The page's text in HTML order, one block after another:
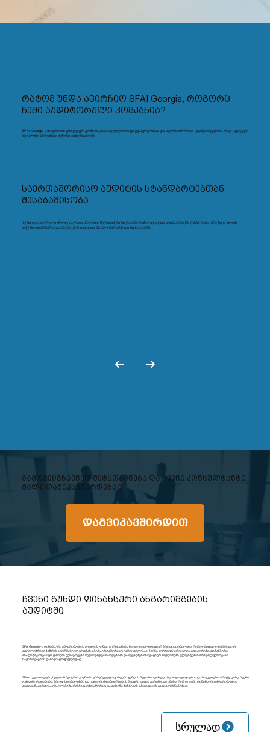
რატომ უნდა ავირჩიო SFAI Georgia, როგორც
ჩემი აუდიტორული კომპანია?
SFAI Georgia გთავაზობთ უნიკალურ კომბინაციას ადგილობრივი ექსპერტიზისა და საერთაშორისო სტანდარტებისა, რაც გვაქცევს
იდეალურ არჩევნად თქვენი ბიზნესისთვის:
საერთაშორისო აუდიტის სტანდარტებთან
შესაბამისობა
ჩვენი აუდიტორული პროცედურები სრულად შეესაბამება საერთაშორისო აუდიტის სტანდარტებს (ISA), რაც უზრუნველყოფს
თქვენი ფინანსური ანგარიშგების აუდიტის მაღალ ხარისხს და სანდოობას.
გამოგვიგზავნეთ შეტყობინება და ჩვენი კონსულტანტი
მალე დაგიკავშირდებათ
დაგვიკავშირდით
ჩვენი გუნდი ფინანსური ანგარიშგების
აუდიტში
SFAI Georgia-ს ფინანსური ანგარიშგების აუდიტის გუნდი აერთიანებს მაღალკვალიფიციურ პროფესიონალებს, რომლებიც ფლობენ როგორც
ადგილობრივი ბაზრის სიღრმისეულ ცოდნას, ისე საერთაშორისო გამოცდილებას. ჩვენი სერტიფიცირებული აუდიტორები, ფინანსური
ანალიტიკოსები და დარგის ექსპერტები მუდმივად ვითარდებიან და იყენებენ ინოვაციურ მიდგომებს კლიენტების მრავალფეროვანი
საჭიროებების დასაკმაყოფილებლად.
SFAI-ს გლობალურ ქსელთან მჭიდრო კავშირი უზრუნველყოფს ჩვენი გუნდის წვდომას უახლეს მეთოდოლოგიებსა და საუკეთესო პრაქტიკაზე. ჩვენი
გუნდის ერთიანობა, პროფესიონალიზმი და ეთიკური სტანდარტების მკაცრი დაცვა გარანტიაა იმისა, რომ თქვენი ფინანსური ანგარიშგების
აუდიტი ჩატარდება უმაღლესი ხარისხით, ობიექტურად და თქვენი ბიზნესის სპეციფიკის გათვალისწინებით.
სრულად